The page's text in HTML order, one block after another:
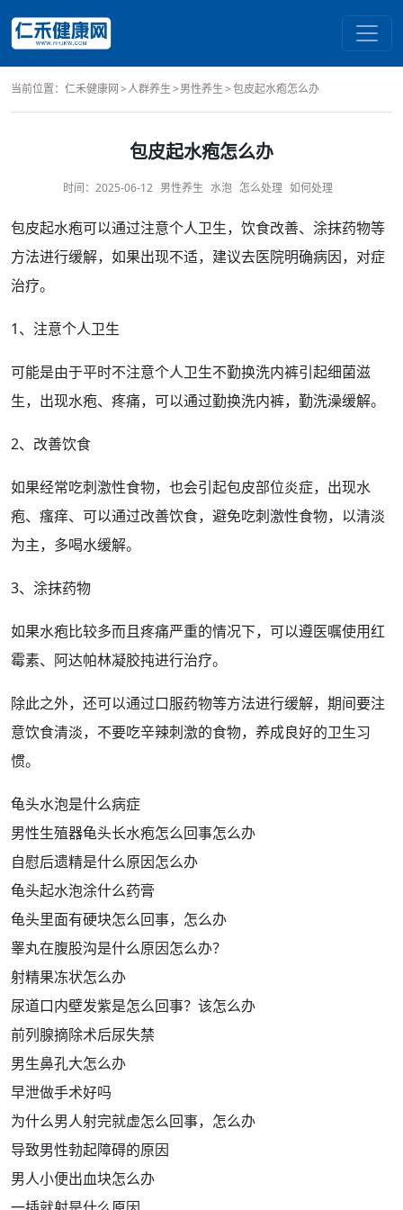
当前位置： 仁禾健康网 人群养生 男性养生 包皮起水疱怎么办
包皮起水疱怎么办
时间： 2025-06-12 男性养生 水泡 怎么处理 如何处理
包皮起水疱可以通过注意个人卫生， 饮食改善、涂抹药物等
方法进行缓解，如果出现不适，建议去医院明确病因，对症
治疗。
1、注意个人卫生
可能是由于平时不注意个人卫生不勤换洗内裤引起细菌滋
生，出现水疱、 疼痛，可以通过勤换洗内裤，勤洗澡缓解。
2、改善饮食
如果经常吃刺激性食物，也会引起包皮部位炎症，出现水
疱、 瘙痒、可以通过改善饮食，避免吃刺激性食物，以清淡
为主，多喝水缓解。
3、涂抹药物
如果水疱比较多而且疼痛严重的情况下，可以遵医嘱使用红
霉素、阿达帕林凝胶扽进行治疗。
除此之外，还可以通过口服药物等方法进行缓解，期间要注
意饮食清淡，不要吃辛辣刺激的食物，养成良好的卫生习
惯。
龟头水泡是什么病症
男性生殖器龟头长水疱怎么回事怎么办
自慰后遗精是什么原因怎么办
龟头起水泡涂什么药膏
龟头里面有硬块怎么回事，怎么办
睾丸在腹股沟是什么原因怎么办？
射精果冻状怎么办
尿道口内壁发紫是怎么回事？该怎么办
前列腺摘除术后尿失禁
男生鼻孔大怎么办
早泄做手术好吗
为什么男人射完就虚怎么回事，怎么办
导致男性勃起障碍的原因
男人小便出血块怎么办